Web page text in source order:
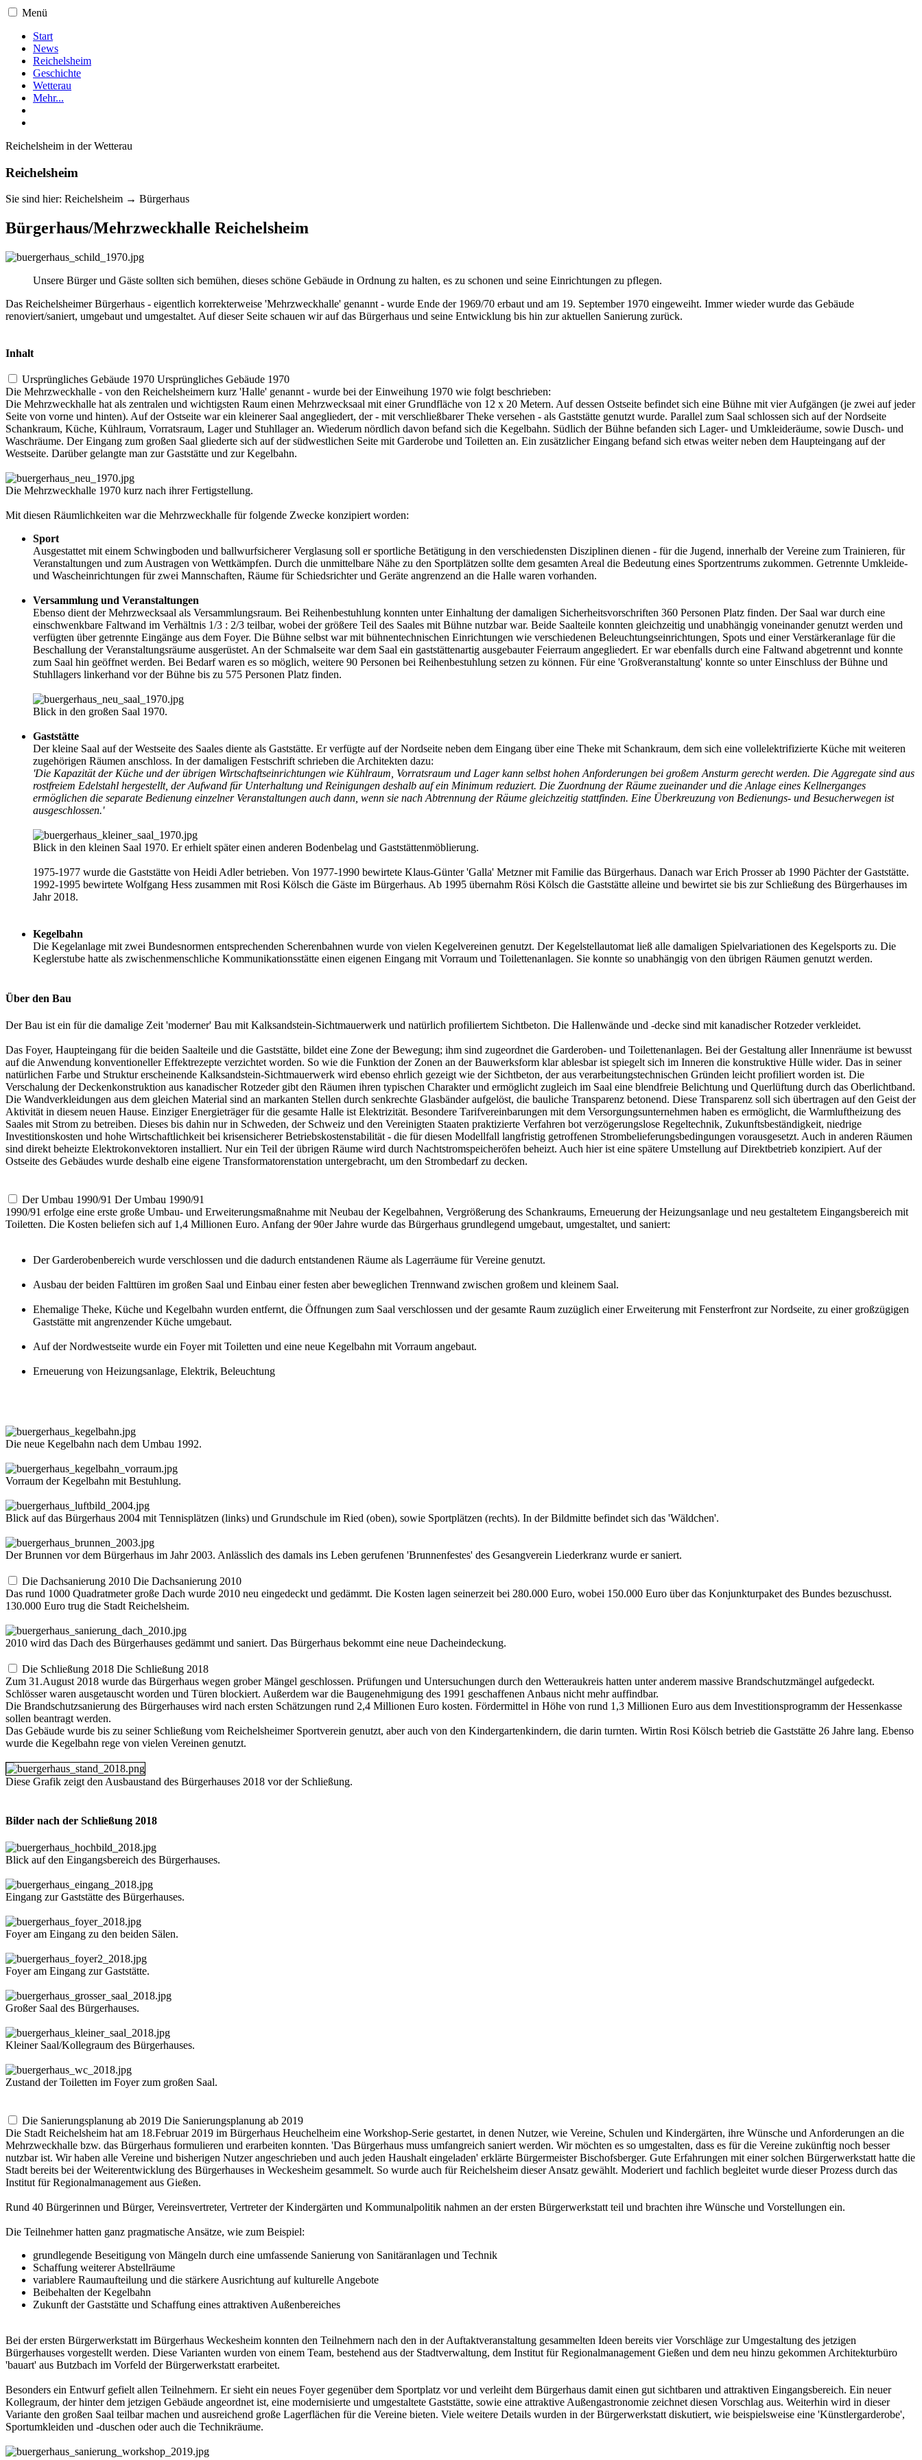
Menü
Start
News
Reichelsheim
Geschichte
Wetterau
Mehr...
Reichelsheim in der Wetterau
Reichelsheim
Sie sind hier: Reichelsheim → Bürgerhaus
Bürgerhaus/Mehrzweckhalle Reichelsheim
Unsere Bürger und Gäste sollten sich bemühen, dieses schöne Gebäude in Ordnung zu halten, es zu schonen und seine Einrichtungen zu pflegen.
Das Reichelsheimer Bürgerhaus - eigentlich korrekterweise 'Mehrzweckhalle' genannt - wurde Ende der 1969/70 erbaut und am 19. September 1970 eingeweiht. Immer wieder wurde das Gebäude
renoviert/saniert, umgebaut und umgestaltet. Auf dieser Seite schauen wir auf das Bürgerhaus und seine Entwicklung bis hin zur aktuellen Sanierung zurück.
Inhalt
Ursprüngliches Gebäude 1970 Ursprüngliches Gebäude 1970
Die Mehrzweckhalle - von den Reichelsheimern kurz 'Halle' genannt - wurde bei der Einweihung 1970 wie folgt beschrieben:
Die Mehrzweckhalle hat als zentralen und wichtigsten Raum einen Mehrzwecksaal mit einer Grundfläche von 12 x 20 Metern. Auf dessen Ostseite befindet sich eine Bühne mit vier Aufgängen (je zwei auf jeder
Seite von vorne und hinten). Auf der Ostseite war ein kleinerer Saal angegliedert, der - mit verschließbarer Theke versehen - als Gaststätte genutzt wurde. Parallel zum Saal schlossen sich auf der Nordseite
Schankraum, Küche, Kühlraum, Vorratsraum, Lager und Stuhllager an. Wiederum nördlich davon befand sich die Kegelbahn. Südlich der Bühne befanden sich Lager- und Umkleideräume, sowie Dusch- und
Waschräume. Der Eingang zum großen Saal gliederte sich auf der südwestlichen Seite mit Garderobe und Toiletten an. Ein zusätzlicher Eingang befand sich etwas weiter neben dem Haupteingang auf der
Westseite. Darüber gelangte man zur Gaststätte und zur Kegelbahn.
Die Mehrzweckhalle 1970 kurz nach ihrer Fertigstellung.
Mit diesen Räumlichkeiten war die Mehrzweckhalle für folgende Zwecke konzipiert worden:
Sport
Ausgestattet mit einem Schwingboden und ballwurfsicherer Verglasung soll er sportliche Betätigung in den verschiedensten Disziplinen dienen - für die Jugend, innerhalb der Vereine zum Trainieren, für
Veranstaltungen und zum Austragen von Wettkämpfen. Durch die unmittelbare Nähe zu den Sportplätzen sollte dem gesamten Areal die Bedeutung eines Sportzentrums zukommen. Getrennte Umkleide-
und Wascheinrichtungen für zwei Mannschaften, Räume für Schiedsrichter und Geräte angrenzend an die Halle waren vorhanden.
Versammlung und Veranstaltungen
Ebenso dient der Mehrzwecksaal als Versammlungsraum. Bei Reihenbestuhlung konnten unter Einhaltung der damaligen Sicherheitsvorschriften 360 Personen Platz finden. Der Saal war durch eine
einschwenkbare Faltwand im Verhältnis 1/3 : 2/3 teilbar, wobei der größere Teil des Saales mit Bühne nutzbar war. Beide Saalteile konnten gleichzeitig und unabhängig voneinander genutzt werden und
verfügten über getrennte Eingänge aus dem Foyer. Die Bühne selbst war mit bühnentechnischen Einrichtungen wie verschiedenen Beleuchtungseinrichtungen, Spots und einer Verstärkeranlage für die
Beschallung der Veranstaltungsräume ausgerüstet. An der Schmalseite war dem Saal ein gaststättenartig ausgebauter Feierraum angegliedert. Er war ebenfalls durch eine Faltwand abgetrennt und konnte
zum Saal hin geöffnet werden. Bei Bedarf waren es so möglich, weitere 90 Personen bei Reihenbestuhlung setzen zu können. Für eine 'Großveranstaltung' konnte so unter Einschluss der Bühne und
Stuhllagers linkerhand vor der Bühne bis zu 575 Personen Platz finden.
Blick in den großen Saal 1970.
Gaststätte
Der kleine Saal auf der Westseite des Saales diente als Gaststätte. Er verfügte auf der Nordseite neben dem Eingang über eine Theke mit Schankraum, dem sich eine vollelektrifizierte Küche mit weiteren
zugehörigen Räumen anschloss. In der damaligen Festschrift schrieben die Architekten dazu:
'Die Kapazität der Küche und der übrigen Wirtschaftseinrichtungen wie Kühlraum, Vorratsraum und Lager kann selbst hohen Anforderungen bei großem Ansturm gerecht werden. Die Aggregate sind aus
rostfreiem Edelstahl hergestellt, der Aufwand für Unterhaltung und Reinigungen deshalb auf ein Minimum reduziert. Die Zuordnung der Räume zueinander und die Anlage eines Kellnerganges
ermöglichen die separate Bedienung einzelner Veranstaltungen auch dann, wenn sie nach Abtrennung der Räume gleichzeitig stattfinden. Eine Überkreuzung von Bedienungs- und Besucherwegen ist
ausgeschlossen.'
Blick in den kleinen Saal 1970. Er erhielt später einen anderen Bodenbelag und Gaststättenmöblierung.
1975-1977 wurde die Gaststätte von Heidi Adler betrieben. Von 1977-1990 bewirtete Klaus-Günter 'Galla' Metzner mit Familie das Bürgerhaus. Danach war Erich Prosser ab 1990 Pächter der Gaststätte.
1992-1995 bewirtete Wolfgang Hess zusammen mit Rosi Kölsch die Gäste im Bürgerhaus. Ab 1995 übernahm Rösi Kölsch die Gaststätte alleine und bewirtet sie bis zur Schließung des Bürgerhauses im
Jahr 2018.
Kegelbahn
Die Kegelanlage mit zwei Bundesnormen entsprechenden Scherenbahnen wurde von vielen Kegelvereinen genutzt. Der Kegelstellautomat ließ alle damaligen Spielvariationen des Kegelsports zu. Die
Keglerstube hatte als zwischenmenschliche Kommunikationsstätte einen eigenen Eingang mit Vorraum und Toilettenanlagen. Sie konnte so unabhängig von den übrigen Räumen genutzt werden.
Über den Bau
Der Bau ist ein für die damalige Zeit 'moderner' Bau mit Kalksandstein-Sichtmauerwerk und natürlich profiliertem Sichtbeton. Die Hallenwände und -decke sind mit kanadischer Rotzeder verkleidet.
Das Foyer, Haupteingang für die beiden Saalteile und die Gaststätte, bildet eine Zone der Bewegung; ihm sind zugeordnet die Garderoben- und Toilettenanlagen. Bei der Gestaltung aller Innenräume ist bewusst
auf die Anwendung konventioneller Effektrezepte verzichtet worden. So wie die Funktion der Zonen an der Bauwerksform klar ablesbar ist spiegelt sich im Inneren die konstruktive Hülle wider. Das in seiner
natürlichen Farbe und Struktur erscheinende Kalksandstein-Sichtmauerwerk wird ebenso ehrlich gezeigt wie der Sichtbeton, der aus verarbeitungstechnischen Gründen leicht profiliert worden ist. Die
Verschalung der Deckenkonstruktion aus kanadischer Rotzeder gibt den Räumen ihren typischen Charakter und ermöglicht zugleich im Saal eine blendfreie Belichtung und Querlüftung durch das Oberlichtband.
Die Wandverkleidungen aus dem gleichen Material sind an markanten Stellen durch senkrechte Glasbänder aufgelöst, die bauliche Transparenz betonend. Diese Transparenz soll sich übertragen auf den Geist der
Aktivität in diesem neuen Hause. Einziger Energieträger für die gesamte Halle ist Elektrizität. Besondere Tarifvereinbarungen mit dem Versorgungsunternehmen haben es ermöglicht, die Warmluftheizung des
Saales mit Strom zu betreiben. Dieses bis dahin nur in Schweden, der Schweiz und den Vereinigten Staaten praktizierte Verfahren bot verzögerungslose Regeltechnik, Zukunftsbeständigkeit, niedrige
Investitionskosten und hohe Wirtschaftlichkeit bei krisensicherer Betriebskostenstabilität - die für diesen Modellfall langfristig getroffenen Strombelieferungsbedingungen vorausgesetzt. Auch in anderen Räumen
sind direkt beheizte Elektrokonvektoren installiert. Nur ein Teil der übrigen Räume wird durch Nachtstromspeicheröfen beheizt. Auch hier ist eine spätere Umstellung auf Direktbetrieb konzipiert. Auf der
Ostseite des Gebäudes wurde deshalb eine eigene Transformatorenstation untergebracht, um den Strombedarf zu decken.
Der Umbau 1990/91 Der Umbau 1990/91
1990/91 erfolge eine erste große Umbau- und Erweiterungsmaßnahme mit Neubau der Kegelbahnen, Vergrößerung des Schankraums, Erneuerung der Heizungsanlage und neu gestaltetem Eingangsbereich mit
Toiletten. Die Kosten beliefen sich auf 1,4 Millionen Euro. Anfang der 90er Jahre wurde das Bürgerhaus grundlegend umgebaut, umgestaltet, und saniert:
Der Garderobenbereich wurde verschlossen und die dadurch entstandenen Räume als Lagerräume für Vereine genutzt.
Ausbau der beiden Falttüren im großen Saal und Einbau einer festen aber beweglichen Trennwand zwischen großem und kleinem Saal.
Ehemalige Theke, Küche und Kegelbahn wurden entfernt, die Öffnungen zum Saal verschlossen und der gesamte Raum zuzüglich einer Erweiterung mit Fensterfront zur Nordseite, zu einer großzügigen
Gaststätte mit angrenzender Küche umgebaut.
Auf der Nordwestseite wurde ein Foyer mit Toiletten und eine neue Kegelbahn mit Vorraum angebaut.
Erneuerung von Heizungsanlage, Elektrik, Beleuchtung
Die neue Kegelbahn nach dem Umbau 1992.
Vorraum der Kegelbahn mit Bestuhlung.
Blick auf das Bürgerhaus 2004 mit Tennisplätzen (links) und Grundschule im Ried (oben), sowie Sportplätzen (rechts). In der Bildmitte befindet sich das 'Wäldchen'.
Der Brunnen vor dem Bürgerhaus im Jahr 2003. Anlässlich des damals ins Leben gerufenen 'Brunnenfestes' des Gesangverein Liederkranz wurde er saniert.
Die Dachsanierung 2010 Die Dachsanierung 2010
Das rund 1000 Quadratmeter große Dach wurde 2010 neu eingedeckt und gedämmt. Die Kosten lagen seinerzeit bei 280.000 Euro, wobei 150.000 Euro über das Konjunkturpaket des Bundes bezuschusst.
130.000 Euro trug die Stadt Reichelsheim.
2010 wird das Dach des Bürgerhauses gedämmt und saniert. Das Bürgerhaus bekommt eine neue Dacheindeckung.
Die Schließung 2018 Die Schließung 2018
Zum 31.August 2018 wurde das Bürgerhaus wegen grober Mängel geschlossen. Prüfungen und Untersuchungen durch den Wetteraukreis hatten unter anderem massive Brandschutzmängel aufgedeckt.
Schlösser waren ausgetauscht worden und Türen blockiert. Außerdem war die Baugenehmigung des 1991 geschaffenen Anbaus nicht mehr auffindbar.
Die Brandschutzsanierung des Bürgerhauses wird nach ersten Schätzungen rund 2,4 Millionen Euro kosten. Fördermittel in Höhe von rund 1,3 Millionen Euro aus dem Investitionsprogramm der Hessenkasse
sollen beantragt werden.
Das Gebäude wurde bis zu seiner Schließung vom Reichelsheimer Sportverein genutzt, aber auch von den Kindergartenkindern, die darin turnten. Wirtin Rosi Kölsch betrieb die Gaststätte 26 Jahre lang. Ebenso
wurde die Kegelbahn rege von vielen Vereinen genutzt.
Diese Grafik zeigt den Ausbaustand des Bürgerhauses 2018 vor der Schließung.
Bilder nach der Schließung 2018
Blick auf den Eingangsbereich des Bürgerhauses.
Eingang zur Gaststätte des Bürgerhauses.
Foyer am Eingang zu den beiden Sälen.
Foyer am Eingang zur Gaststätte.
Großer Saal des Bürgerhauses.
Kleiner Saal/Kollegraum des Bürgerhauses.
Zustand der Toiletten im Foyer zum großen Saal.
Die Sanierungsplanung ab 2019 Die Sanierungsplanung ab 2019
Die Stadt Reichelsheim hat am 18.Februar 2019 im Bürgerhaus Heuchelheim eine Workshop-Serie gestartet, in denen Nutzer, wie Vereine, Schulen und Kindergärten, ihre Wünsche und Anforderungen an die
Mehrzweckhalle bzw. das Bürgerhaus formulieren und erarbeiten konnten. 'Das Bürgerhaus muss umfangreich saniert werden. Wir möchten es so umgestalten, dass es für die Vereine zukünftig noch besser
nutzbar ist. Wir haben alle Vereine und bisherigen Nutzer angeschrieben und auch jeden Haushalt eingeladen' erklärte Bürgermeister Bischofsberger. Gute Erfahrungen mit einer solchen Bürgerwerkstatt hatte die
Stadt bereits bei der Weiterentwicklung des Bürgerhauses in Weckesheim gesammelt. So wurde auch für Reichelsheim dieser Ansatz gewählt. Moderiert und fachlich begleitet wurde dieser Prozess durch das
Institut für Regionalmanagement aus Gießen.
Rund 40 Bürgerinnen und Bürger, Vereinsvertreter, Vertreter der Kindergärten und Kommunalpolitik nahmen an der ersten Bürgerwerkstatt teil und brachten ihre Wünsche und Vorstellungen ein.
Die Teilnehmer hatten ganz pragmatische Ansätze, wie zum Beispiel:
grundlegende Beseitigung von Mängeln durch eine umfassende Sanierung von Sanitäranlagen und Technik
Schaffung weiterer Abstellräume
variablere Raumaufteilung und die stärkere Ausrichtung auf kulturelle Angebote
Beibehalten der Kegelbahn
Zukunft der Gaststätte und Schaffung eines attraktiven Außenbereiches
Bei der ersten Bürgerwerkstatt im Bürgerhaus Weckesheim konnten den Teilnehmern nach den in der Auftaktveranstaltung gesammelten Ideen bereits vier Vorschläge zur Umgestaltung des jetzigen
Bürgerhauses vorgestellt werden. Diese Varianten wurden von einem Team, bestehend aus der Stadtverwaltung, dem Institut für Regionalmanagement Gießen und dem neu hinzu gekommen Architekturbüro
'bauart' aus Butzbach im Vorfeld der Bürgerwerkstatt erarbeitet.
Besonders ein Entwurf gefielt allen Teilnehmern. Er sieht ein neues Foyer gegenüber dem Sportplatz vor und verleiht dem Bürgerhaus damit einen gut sichtbaren und attraktiven Eingangsbereich. Ein neuer
Kollegraum, der hinter dem jetzigen Gebäude angeordnet ist, eine modernisierte und umgestaltete Gaststätte, sowie eine attraktive Außengastronomie zeichnet diesen Vorschlag aus. Weiterhin wird in dieser
Variante den großen Saal teilbar machen und ausreichend große Lagerflächen für die Vereine bieten. Viele weitere Details wurden in der Bürgerwerkstatt diskutiert, wie beispielsweise eine 'Künstlergarderobe',
Sportumkleiden und -duschen oder auch die Technikräume.